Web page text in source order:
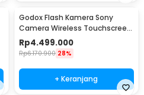
Godox Flash Kamera Sony
Camera Wireless Touchscreen
TTL 2980mAh 100Ws - V100S
Rp4.499.000
Rp6.170.900 28%
+ Keranjang